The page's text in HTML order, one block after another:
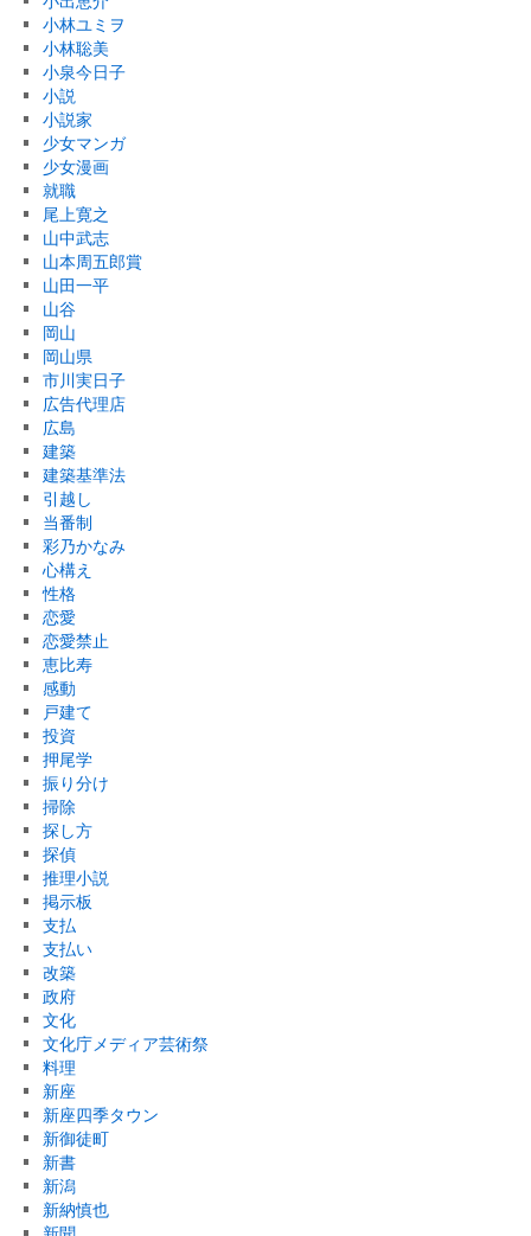
小林ユミヲ
小林聡美
小泉今日子
小説
小説家
少女マンガ
少女漫画
就職
尾上寛之
山中武志
山本周五郎賞
山田一平
山谷
岡山
岡山県
市川実日子
広告代理店
広島
建築
建築基準法
引越し
当番制
彩乃かなみ
心構え
性格
恋愛
恋愛禁止
恵比寿
感動
戸建て
投資
押尾学
振り分け
掃除
探し方
探偵
推理小説
掲示板
支払
支払い
改築
政府
文化
文化庁メディア芸術祭
料理
新座
新座四季タウン
新御徒町
新書
新潟
新納慎也